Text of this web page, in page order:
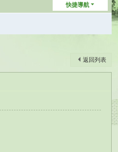
快捷導航
返回列表